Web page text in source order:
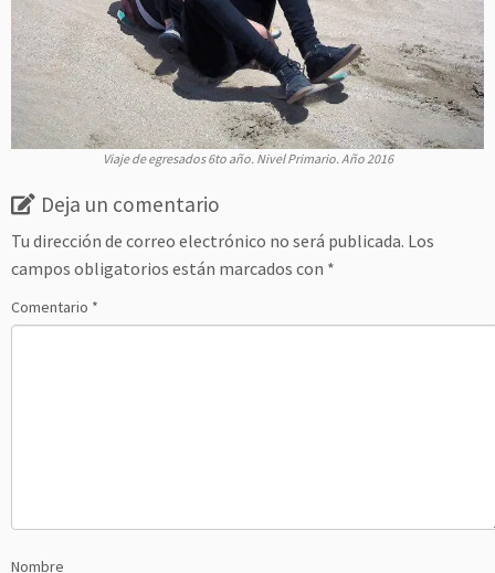
Viaje de egresados 6to año. Nivel Primario. Año 2016
Deja un comentario
Tu dirección de correo electrónico no será publicada. Los
campos obligatorios están marcados con *
Comentario *
Nombre